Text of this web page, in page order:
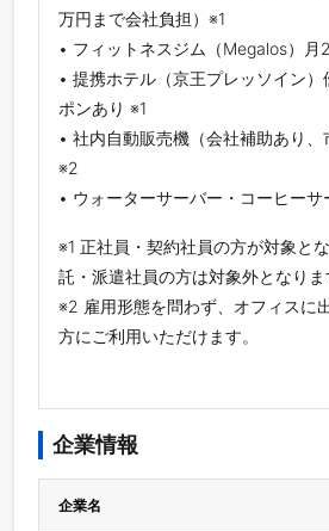
万円まで会社負担）※1
• フィットネスジム（Megalos）月
• 提携ホテル（京王プレッソイン
ポンあり ※1
• 社内自動販売機（会社補助あり、
※2
• ウォーターサーバー・コーヒーサ
※1 正社員・契約社員の方が対象と
託・派遣社員の方は対象外となりま
※2 雇用形態を問わず、オフィスに
方にご利用いただけます。
企業情報
企業名